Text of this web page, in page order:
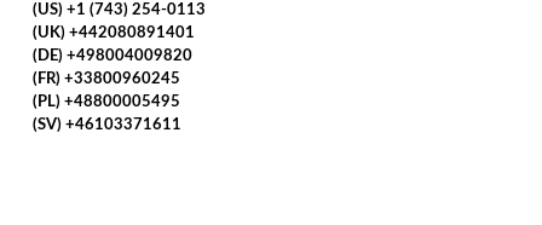
(US) +1 (743) 254-0113
(UK) +442080891401
(DE) +498004009820
(FR) +33800960245
(PL) +48800005495
(SV) +46103371611